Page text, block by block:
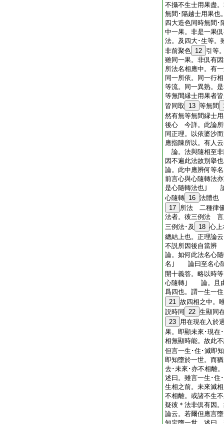
不攝不生士用果盡
無間･隔越士用果也
四大造色同時無間･
中一果。非是一果
法。及四大･生等。
非前聚色 12 引等
雖同一果。非倶有
所法名相應中。有
同一所依。同一行
等流。同一異熟。
等無間縁士用果者
皆同取
13 等無間
然有無等無間縁士
後心 今詳。此論所
同正理。以依婆沙
應指陳所以。有人
論。法與隨相至
因不遍此法故別擧也
論。此中應辨何等
前言心與心隨轉法
是心隨轉法也｣ 論
心隨轉 16 法體也
17 所法 二種律
法者。彼三例法 言
三例法･及
18 心
總結上也。正理論
不説所因後自當辨
論。如何此法名心
名｣ 論曰至名心隨
開十義答。略以時
心隨轉｣ 論。且由
爲四也。謂一生一
21 故四相之中。
説時同
22 生顯同
23 用在現在入於
果。即顯未來･現在
相無顯時能。故此
但言一生･住･滅即
即知墮於一世。而
去･未來･亦不相離
述曰。雖言一生･住
生相之前。未來滅
不相離。或諸不生
疑彼＊法非倶有因
論云。若爾但應言